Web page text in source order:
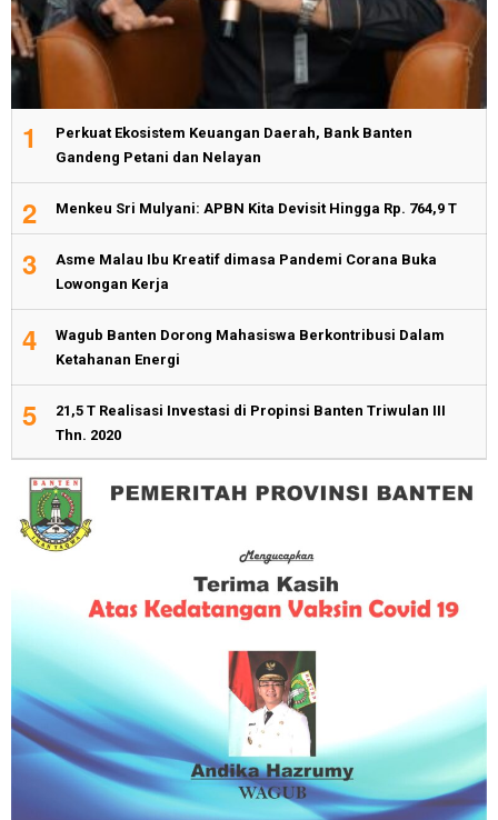
1
Perkuat Ekosistem Keuangan Daerah, Bank Banten
Gandeng Petani dan Nelayan
2 Menkeu Sri Mulyani: APBN Kita Devisit Hingga Rp. 764,9 T
3
Asme Malau Ibu Kreatif dimasa Pandemi Corana Buka
Lowongan Kerja
4
Wagub Banten Dorong Mahasiswa Berkontribusi Dalam
Ketahanan Energi
5
21,5 T Realisasi Investasi di Propinsi Banten Triwulan III
Thn. 2020